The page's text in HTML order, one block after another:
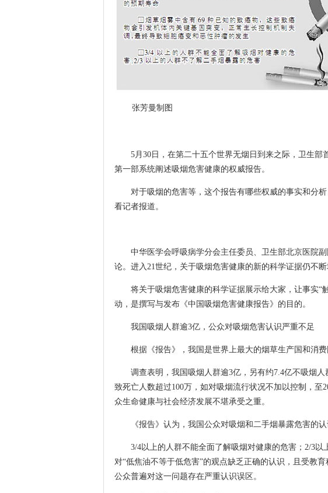
张芳曼制图
5月30日，在第二十五个世界无烟日到来之际，卫生部
第一部系统阐述吸烟危害健康的权威报告。
对于吸烟的危害等，这个报告有哪些权威的事实和分析
看记者报道。
中华医学会呼吸病学分会主任委员、卫生部北京医院副
论。进入21世纪，关于吸烟危害健康的新的科学证据仍不断
将关于吸烟危害健康的科学证据展示给大家，让事实“
动，是撰写与发布《中国吸烟危害健康报告》的目的。
我国吸烟人群逾3亿，公众对吸烟危害认识严重不足
根据《报告》，我国是世界上最大的烟草生产国和消费
调查表明，我国吸烟人群逾3亿，另有约7.4亿不吸烟人
致死亡人数超过100万，如对吸烟流行状况不加以控制，至
众生命健康与社会经济发展不堪承受之重。
《报告》认为，我国公众对吸烟和二手烟暴露危害的认
3/4以上的人群不能全面了解吸烟对健康的危害；2/3以
对“低焦油不等于低危害”的观点缺乏正确的认识，且受教
公众普遍对这一问题存在严重认识误区。